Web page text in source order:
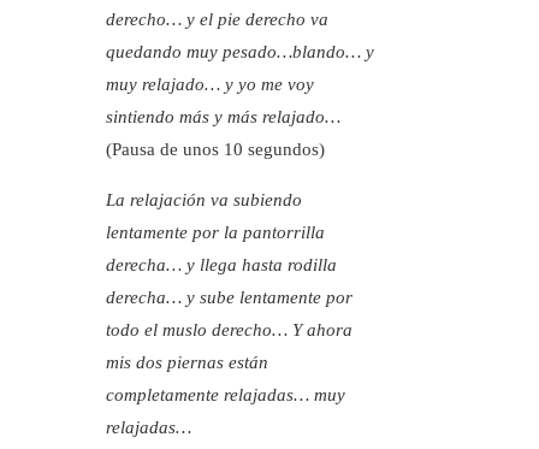
derecho… y el pie derecho va
quedando muy pesado…blando… y
muy relajado… y yo me voy
sintiendo más y más relajado…
(Pausa de unos 10 segundos)
La relajación va subiendo
lentamente por la pantorrilla
derecha… y llega hasta rodilla
derecha… y sube lentamente por
todo el muslo derecho… Y ahora
mis dos piernas están
completamente relajadas… muy
relajadas…